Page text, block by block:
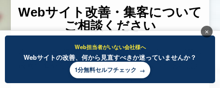
×
Web担当者がいない会社様へ
Webサイトの改善、何から見直すべきか迷っていませんか？
1分無料セルフチェック
Webサイト改善・集客について
ご相談ください
ホームページ制作、SEO対策、Web広告運用、Web
改善の進め方など、 Webに関するお悩みがあればお
気軽にご相談ください。